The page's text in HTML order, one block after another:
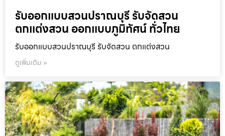
รับออกแบบสวนปราณบุรี รับจัดสวน
ตกแต่งสวน ออกแบบภูมิทัศน์ ทั่วไทย
รับออกแบบสวนปราณบุรี รับจัดสวน ตกแต่งสวน
ดูเพิ่มเติม »